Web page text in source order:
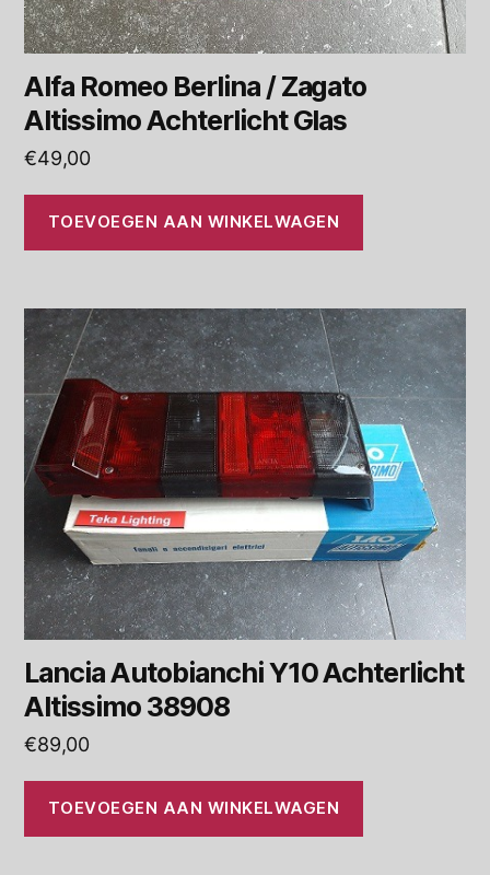
Alfa Romeo Berlina / Zagato
Altissimo Achterlicht Glas
€49,00
TOEVOEGEN AAN WINKELWAGEN
Lancia Autobianchi Y10 Achterlicht
Altissimo 38908
€89,00
TOEVOEGEN AAN WINKELWAGEN